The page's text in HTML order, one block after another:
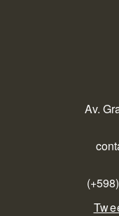
Av.